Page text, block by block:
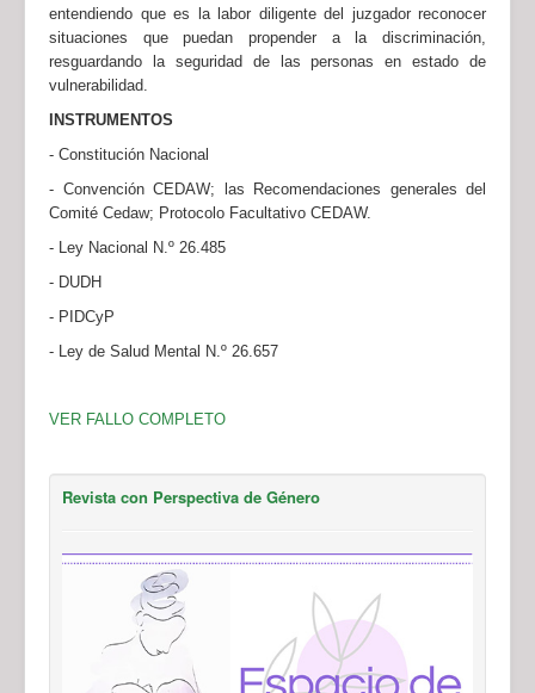
entendiendo que es la labor diligente del juzgador reconocer
situaciones que puedan propender a la discriminación,
resguardando la seguridad de las personas en estado de
vulnerabilidad.
INSTRUMENTOS
- Constitución Nacional
- Convención CEDAW; las Recomendaciones generales del
Comité Cedaw; Protocolo Facultativo CEDAW.
- Ley Nacional N.º 26.485
- DUDH
- PIDCyP
- Ley de Salud Mental N.º 26.657
VER FALLO COMPLETO
Revista con Perspectiva de Género